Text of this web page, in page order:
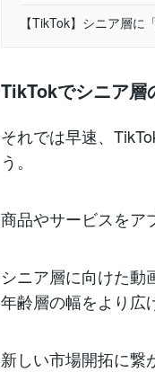
【TikTok】シニア層に
TikTokでシニア層
それでは早速、
う。
商品やサービスをア
シニア層に向けた動
年齢層の幅をより広
新しい市場開拓に繋